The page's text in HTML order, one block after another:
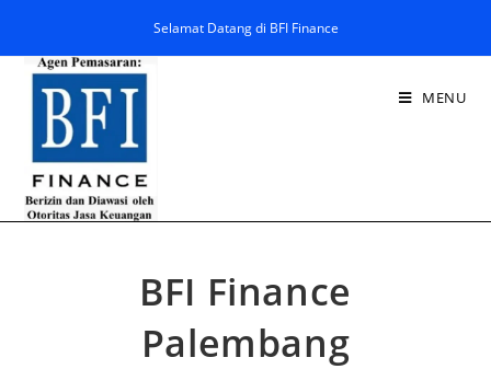
Selamat Datang di BFI Finance
MENU
BFI Finance
Palembang